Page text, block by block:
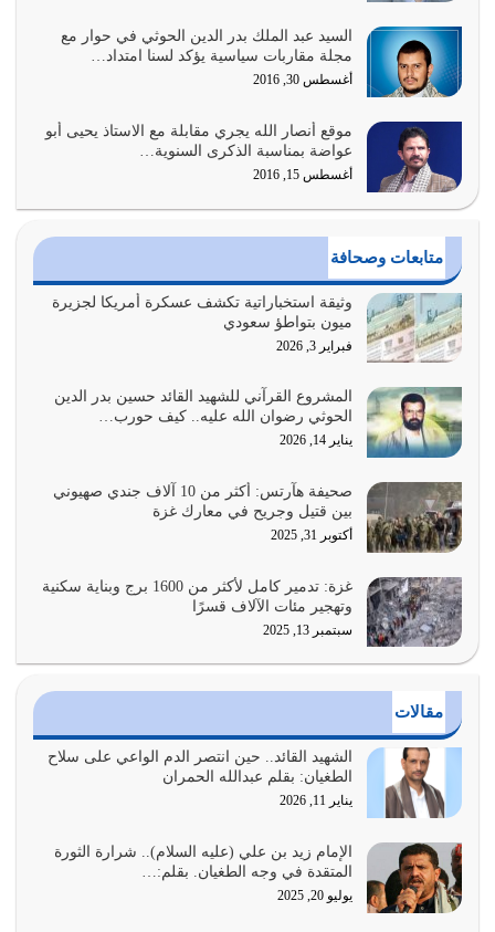
وعد الله تعالى من يُقتل في سبيله بالحياة الأبدية والرزق
والاستبشار والنجاة والخلود في…
يوليو 29, 2026
القرآن الكريم هو أهم مصدر لمعرفة رسول الله معرفة سيرته
معرفة شخصيته معرفة عظمته
يوليو 28, 2026
هل نحن من الصالحين؟ قيِّم نفسك هنا اترك القرآن على أصله
وأعرض نفسك، وأعرض ما لديك على…
يوليو 27, 2026
عندما يكون عدوك هو عدو الله معناه أن تكون نقاط الضعف
فيه كثيرة وسينصرك الله عليه إذا…
يوليو 26, 2026
أراد الله لهذه الأمة ان تكون خير امة أخرجت للناس بالنهوض
بالأمر بالمعروف والنهي عن…
يوليو 25, 2026
الدين الذي شرعه الله لا يجوز أن يخضع لآرائنا وأهوائنا
واجتهاداتنا لأننا سنختلف ونتفرق
يوليو 24, 2026
أي أمة تتفرق في الدين وتتفرق في كيانها معناه أنها أصبحت
يجب أن نعود جميعاً الى القرآن وعندنا أخطاء جميعاً لنعتصم
بحبل الله جميعاً وليس كل…
يوليو 22, 2026
يشاء ويذل من يشاء
يوليو 21, 2026
السيد عبد الملك بدر الدين الحوثي في حوار مع
مجلة مقاربات سياسية يؤكد لسنا امتداد…
أغسطس 30, 2016
موقع أنصار الله يجري مقابلة مع الاستاذ يحيى أبو
عواضة بمناسبة الذكرى السنوية…
أغسطس 15, 2016
متابعات وصحافة
وثيقة استخباراتية تكشف عسكرة أمريكا لجزيرة
ميون بتواطؤ سعودي
فبراير 3, 2026
المشروع القرآني للشهيد القائد حسين بدر الدين
الحوثي رضوان الله عليه.. كيف حورب…
يناير 14, 2026
صحيفة هآرتس: أكثر من 10 آلاف جندي صهيوني
بين قتيل وجريح في معارك غزة
أكتوبر 31, 2025
غزة: تدمير كامل لأكثر من 1600 برج وبناية سكنية
وتهجير مئات الآلاف قسرًا
سبتمبر 13, 2025
مقالات
الشهيد القائد.. حين انتصر الدم الواعي على سلاح
الطغيان: بقلم عبدالله الحمران
يناير 11, 2026
الإمام زيد بن علي (عليه السلام).. شرارة الثورة
المتقدة في وجه الطغيان. بقلم:…
يوليو 20, 2025